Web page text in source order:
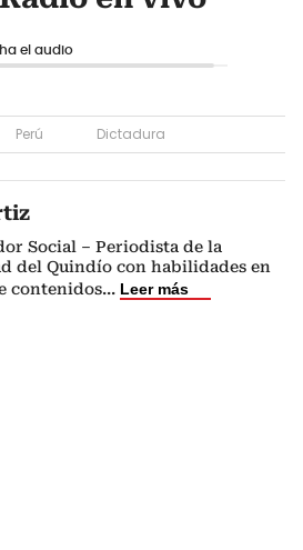
el audio
Perú Dictadura
Social – Periodista de la
del Quindío con habilidades en
contenidos... Leer más